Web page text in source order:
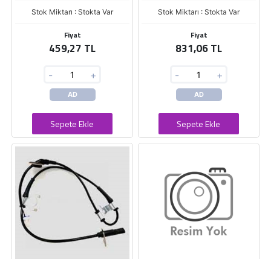
Stok Miktarı : Stokta Var
Fiyat
459,27 TL
- +
AD
Sepete Ekle
Stok Miktarı : Stokta Var
Fiyat
831,06 TL
- +
AD
Sepete Ekle